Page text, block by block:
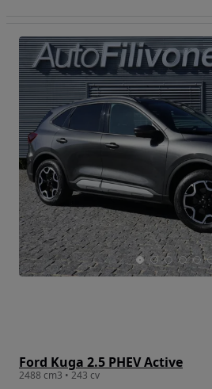
Ford Kuga 2.5 PHEV Active
2488 cm3 • 243 cv